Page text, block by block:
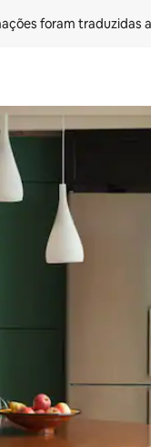
foram traduzidas
as seta para cima e